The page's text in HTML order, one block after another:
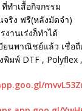
ทำเสื้อกิจกรรม
ริง ฟรี(หลังมัดจำ)
งานเร่งก็ทำได้
ยนพาณิชย์แล้ว เชื่อถื
พิมพ์ DTF ,